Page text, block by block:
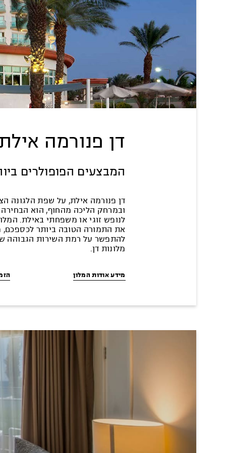
דן פנורמה
המבצעים הפופולרים
דן פנורמה אילת, על שפת הלגונה
ובמרחק הליכה מהחוף, הוא
לנופש זוגי או משפחתי באילת.
את התמורה הטובה ביותר לכספכם,
להתפשר על רמת השירות הגבוהה
מלונות דן.
מידע אודות המלון